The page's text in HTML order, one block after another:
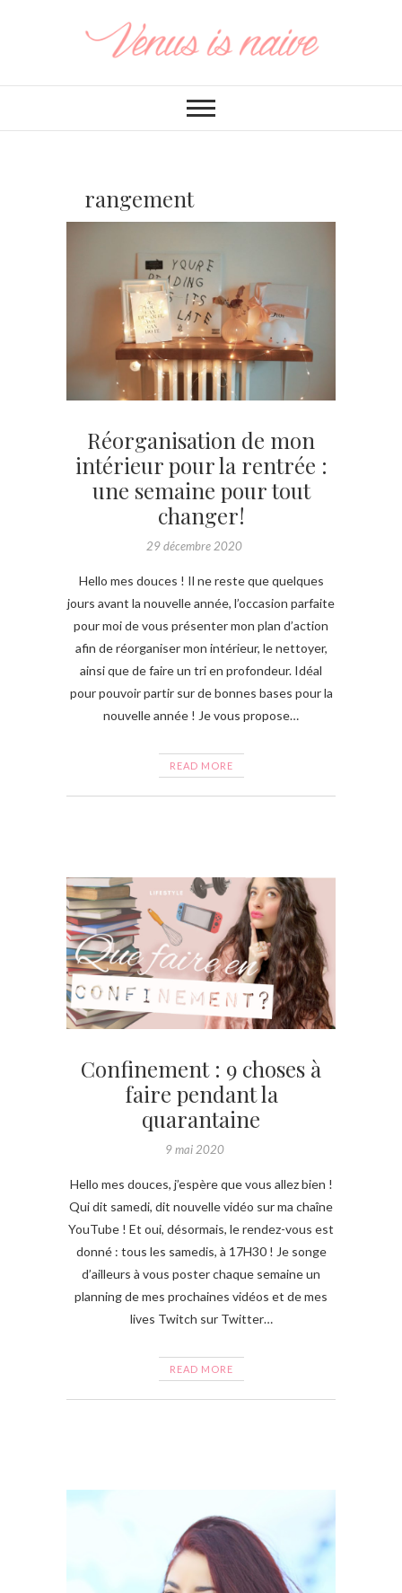
rangement
Réorganisation de mon
intérieur pour la rentrée :
une semaine pour tout
changer!
29 décembre 2020
Hello mes douces ! Il ne reste que quelques
jours avant la nouvelle année, l’occasion parfaite
pour moi de vous présenter mon plan d’action
afin de réorganiser mon intérieur, le nettoyer,
ainsi que de faire un tri en profondeur. Idéal
pour pouvoir partir sur de bonnes bases pour la
nouvelle année ! Je vous propose…
READ MORE
Confinement : 9 choses à
faire pendant la
quarantaine
9 mai 2020
Hello mes douces, j’espère que vous allez bien !
Qui dit samedi, dit nouvelle vidéo sur ma chaîne
YouTube ! Et oui, désormais, le rendez-vous est
donné : tous les samedis, à 17H30 ! Je songe
d’ailleurs à vous poster chaque semaine un
planning de mes prochaines vidéos et de mes
lives Twitch sur Twitter…
READ MORE